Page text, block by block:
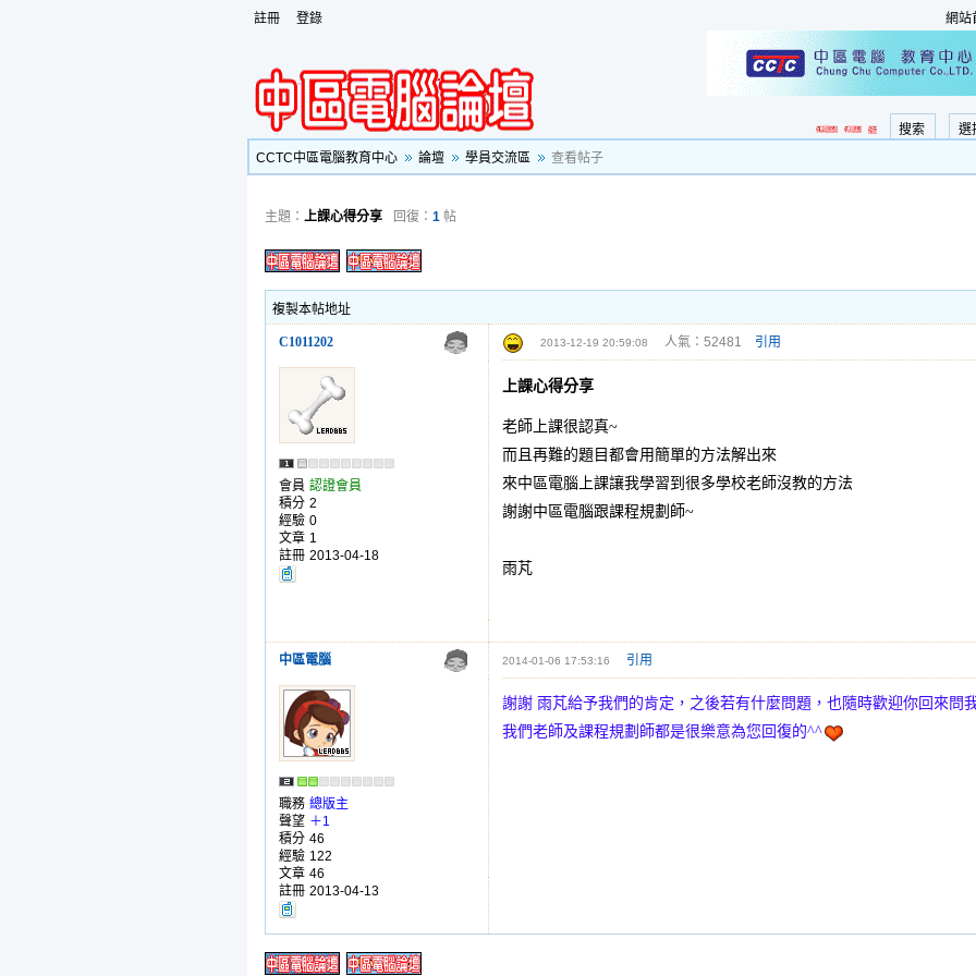
註冊 登錄 網站
選
搜索
CCTC中區電腦教育中心
論壇 學員交流區 查看帖子
主題： 上課心得分享 回復： 1 帖
複製本帖地址
C1011202 2013-12-19 20:59:08 人氣：52481 引用
會員 認證會員
積分 2
經驗 0
文章 1
註冊 2013-04-18
上課心得分享
老師上課很認真~
而且再難的題目都會用簡單的方法解出來
來中區電腦上課讓我學習到很多學校老師沒教的方法
謝謝中區電腦跟課程規劃師~
雨芃
中區電腦 2014-01-06 17:53:16 引用
職務 總版主
聲望 ＋1
積分 46
經驗 122
文章 46
註冊 2013-04-13
謝謝 雨芃給予我們的肯定，之後若有什麼問題，也隨時歡迎你回來問
我們老師及課程規劃師都是很樂意為您回復的^^